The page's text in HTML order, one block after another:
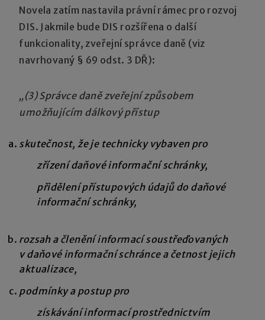
Novela zatím nastavila právní rámec pro rozvoj
DIS. Jakmile bude DIS rozšířena o další
funkcionality, zveřejní správce daně (viz
navrhovaný § 69 odst. 3 DŘ):
„(3) Správce daně zveřejní způsobem
umožňujícím dálkový přístup
skutečnost, že je technicky vybaven pro
zřízení daňové informační schránky,
přidělení přístupových údajů do daňové
informační schránky,
rozsah a členění informací soustřeďovaných
v daňové informační schránce a četnost jejich
aktualizace,
podmínky a postup pro
získávání informací prostřednictvím